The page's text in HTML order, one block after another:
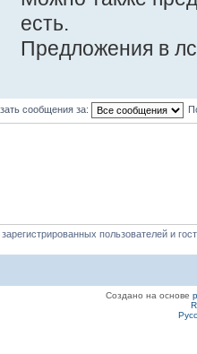
есть.
Предложения в лс
сообщения за:
пользователей и
Создано на основе